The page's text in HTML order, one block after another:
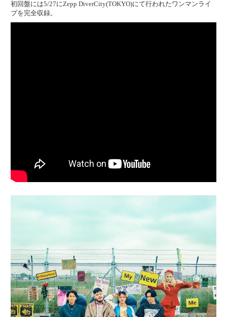
初回盤には5/27にZepp DiverCity(TOKYO)にて行われたワンマンライ
ブを完全収録。